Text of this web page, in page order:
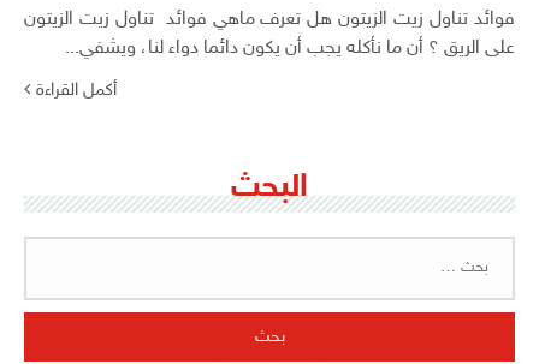
فوائد تناول زيت الزيتون هل تعرف ماهي فوائد تناول زيت الزيتون
على الريق ؟ أن ما نأكله يجب أن يكون دائما دواء لنا، ويشفي...
أكمل القراءة
البحث